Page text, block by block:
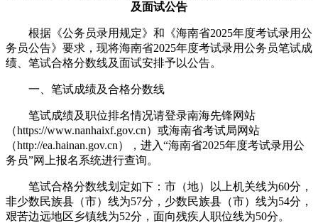
及面试公告
根据《公务员录用规定》和《海南省2025年度考试录用公
务员公告》要求，现将海南省2025年度考试录用公务员笔试成
绩、笔试合格分数线及面试安排予以公告。
一、笔试成绩及合格分数线
笔试成绩及职位排名情况请登录南海先锋网站
（https://www.nanhaixf.gov.cn）或海南省考试局网站
（http://ea.hainan.gov.cn），进入“海南省2025年度考试录用公
务员”网上报名系统进行查询。
笔试合格分数线划定如下：市（地）以上机关线为60分，
非少数民族县（市）线为57分，少数民族县（市）线为54分，
艰苦边远地区乡镇线为52分，面向残疾人职位线为50分。